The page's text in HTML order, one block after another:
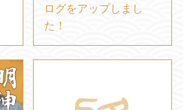
ログをアップしまし
た！